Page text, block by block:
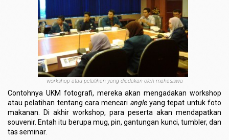
workshop atau pelatihan yang diadakan oleh mahasiswa
Contohnya UKM fotografi, mereka akan mengadakan workshop
atau pelatihan tentang cara mencari angleyang tepat untuk foto
makanan. Di akhir workshop, para peserta akan mendapatkan
souvenir. Entah itu berupa mug, pin, gantungan kunci, tumbler, dan
tas seminar.